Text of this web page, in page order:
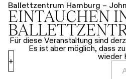
Ballettzentrum Hamburg –
EINTAUCHEN
Für diese Veranstaltung sind
Es ist aber möglich, dass
wieder
+